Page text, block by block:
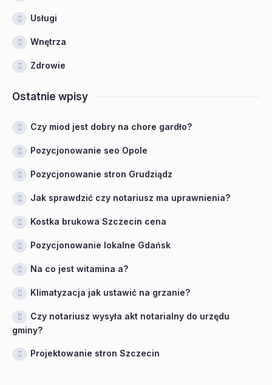
Usługi
Wnętrza
Zdrowie
Ostatnie wpisy
Czy miod jest dobry na chore gardło?
Pozycjonowanie seo Opole
Pozycjonowanie stron Grudziądz
Jak sprawdzić czy notariusz ma uprawnienia?
Kostka brukowa Szczecin cena
Pozycjonowanie lokalne Gdańsk
Na co jest witamina a?
Klimatyzacja jak ustawić na grzanie?
Czy notariusz wysyła akt notarialny do urzędu
gminy?
Projektowanie stron Szczecin